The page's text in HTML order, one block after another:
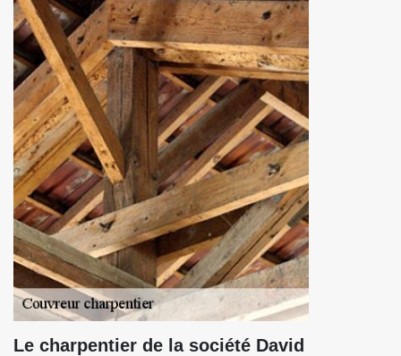
Le charpentier de la société David